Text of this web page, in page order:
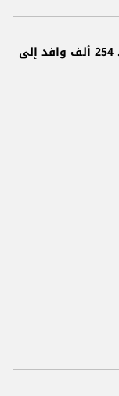
حركة نشطة مع انطلاق الموسم الصيفي... 254 ألف وافد إلى